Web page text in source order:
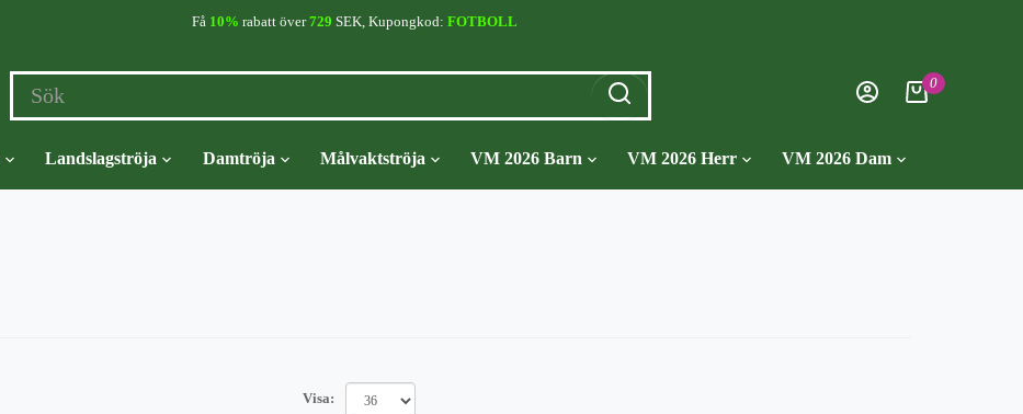
Få 10% rabatt över729 SEK, Kupongkod: FOTBOLL
0
Landslagströja Damtröja Målvaktströja VM 2026 Barn VM 2026 Herr VM 2026 Dam
Visa: